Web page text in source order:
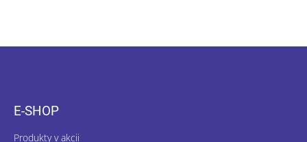
E-SHOP
Produkty v akcii